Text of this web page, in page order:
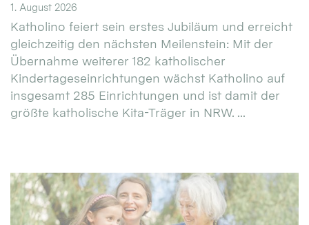
1. August 2026
Katholino feiert sein erstes Jubiläum und erreicht
gleichzeitig den nächsten Meilenstein: Mit der
Übernahme weiterer 182 katholischer
Kindertageseinrichtungen wächst Katholino auf
insgesamt 285 Einrichtungen und ist damit der
größte katholische Kita-Träger in NRW. ...